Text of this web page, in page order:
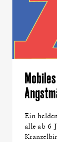
Ein
alle ab 6